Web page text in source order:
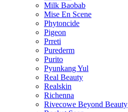
Milk Baobab
Mise En Scene
Phytoncide
Pigeon
Prreti
Purederm
Purito
Pyunkang Yul
Real Beauty
Realskin
Richenna
Rivecowe Beyond Beauty